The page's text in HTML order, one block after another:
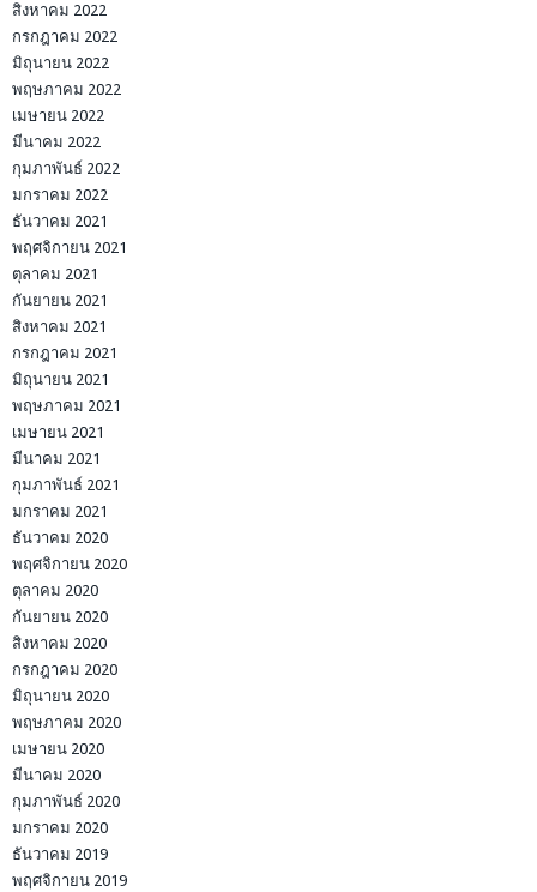
สิงหาคม 2022
กรกฎาคม 2022
มิถุนายน 2022
พฤษภาคม 2022
เมษายน 2022
มีนาคม 2022
กุมภาพันธ์ 2022
มกราคม 2022
ธันวาคม 2021
พฤศจิกายน 2021
ตุลาคม 2021
กันยายน 2021
สิงหาคม 2021
กรกฎาคม 2021
มิถุนายน 2021
พฤษภาคม 2021
เมษายน 2021
มีนาคม 2021
กุมภาพันธ์ 2021
มกราคม 2021
ธันวาคม 2020
พฤศจิกายน 2020
ตุลาคม 2020
กันยายน 2020
สิงหาคม 2020
กรกฎาคม 2020
มิถุนายน 2020
พฤษภาคม 2020
เมษายน 2020
มีนาคม 2020
กุมภาพันธ์ 2020
มกราคม 2020
ธันวาคม 2019
พฤศจิกายน 2019